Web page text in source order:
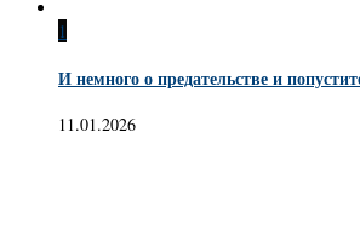
1
И немного о предательстве и
11.01.2026